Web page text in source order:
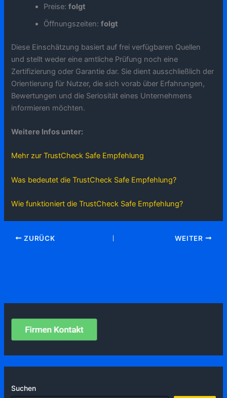
Suchen
Preise:folgt
Öffnungszeiten:folgt
Diese Einschätzung basiert auf frei verfügbaren Quellen
und stellt weder eine amtliche Prüfung noch eine
Zertifizierung oder Garantie dar. Sie dient ausschließlich der
Orientierung für Nutzer, die sich vorab über Erfahrungen,
Bewertungen und die Seriosität eines Unternehmens
informieren möchten.
Weitere Infos unter:
Mehr zur TrustCheck Safe Empfehlung
Was bedeutet die TrustCheck Safe Empfehlung?
Wie funktioniert die TrustCheck Safe Empfehlung?
ZURÜCK WEITER